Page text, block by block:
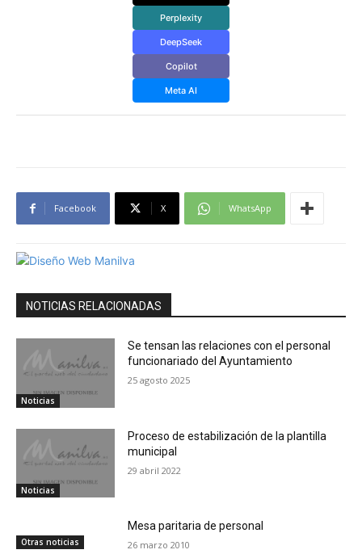
Perplexity
DeepSeek
Copilot
Meta AI
Facebook X WhatsApp
NOTICIAS RELACIONADAS
Noticias
Se tensan las relaciones con el personal
funcionariado del Ayuntamiento
25 agosto 2025
Noticias
Proceso de estabilización de la plantilla
municipal
29 abril 2022
Otras noticias
Mesa paritaria de personal
26 marzo 2010